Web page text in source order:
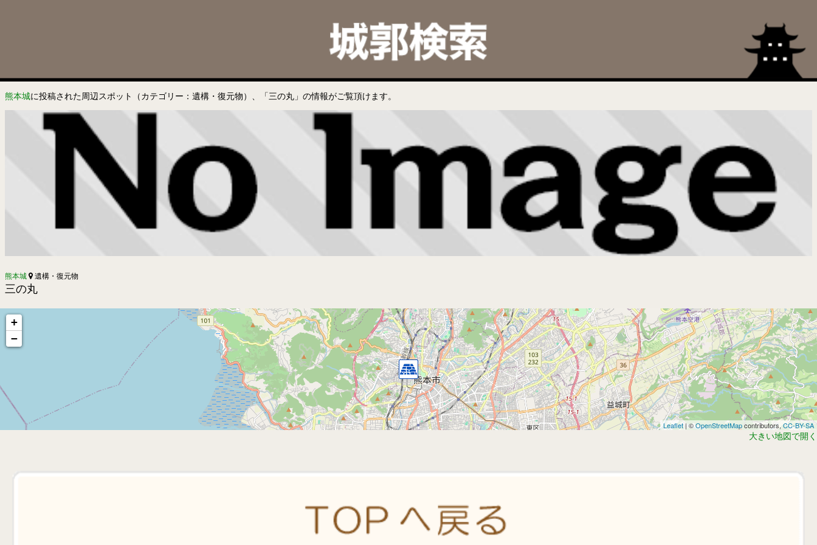
熊本城に投稿された周辺スポット（カテゴリー：遺構・復元物）、「三の丸」の情報がご覧頂けます。
熊本城 遺構・復元物
三の丸
+
−
Leaflet | ©OpenStreetMapcontributors,CC-BY-SA
大きい地図で開く